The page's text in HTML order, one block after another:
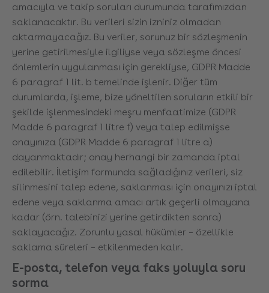
amacıyla ve takip soruları durumunda tarafımızdan
saklanacaktır. Bu verileri sizin izniniz olmadan
aktarmayacağız. Bu veriler, sorunuz bir sözleşmenin
yerine getirilmesiyle ilgiliyse veya sözleşme öncesi
önlemlerin uygulanması için gerekliyse, GDPR Madde
6 paragraf 1 lit. b temelinde işlenir. Diğer tüm
durumlarda, işleme, bize yöneltilen soruların etkili bir
şekilde işlenmesindeki meşru menfaatimize (GDPR
Madde 6 paragraf 1 litre f) veya talep edilmişse
onayınıza (GDPR Madde 6 paragraf 1 litre a)
dayanmaktadır; onay herhangi bir zamanda iptal
edilebilir. İletişim formunda sağladığınız verileri, siz
silinmesini talep edene, saklanması için onayınızı iptal
edene veya saklanma amacı artık geçerli olmayana
kadar (örn. talebinizi yerine getirdikten sonra)
saklayacağız. Zorunlu yasal hükümler – özellikle
saklama süreleri – etkilenmeden kalır.
E-posta, telefon veya faks yoluyla soru
sorma